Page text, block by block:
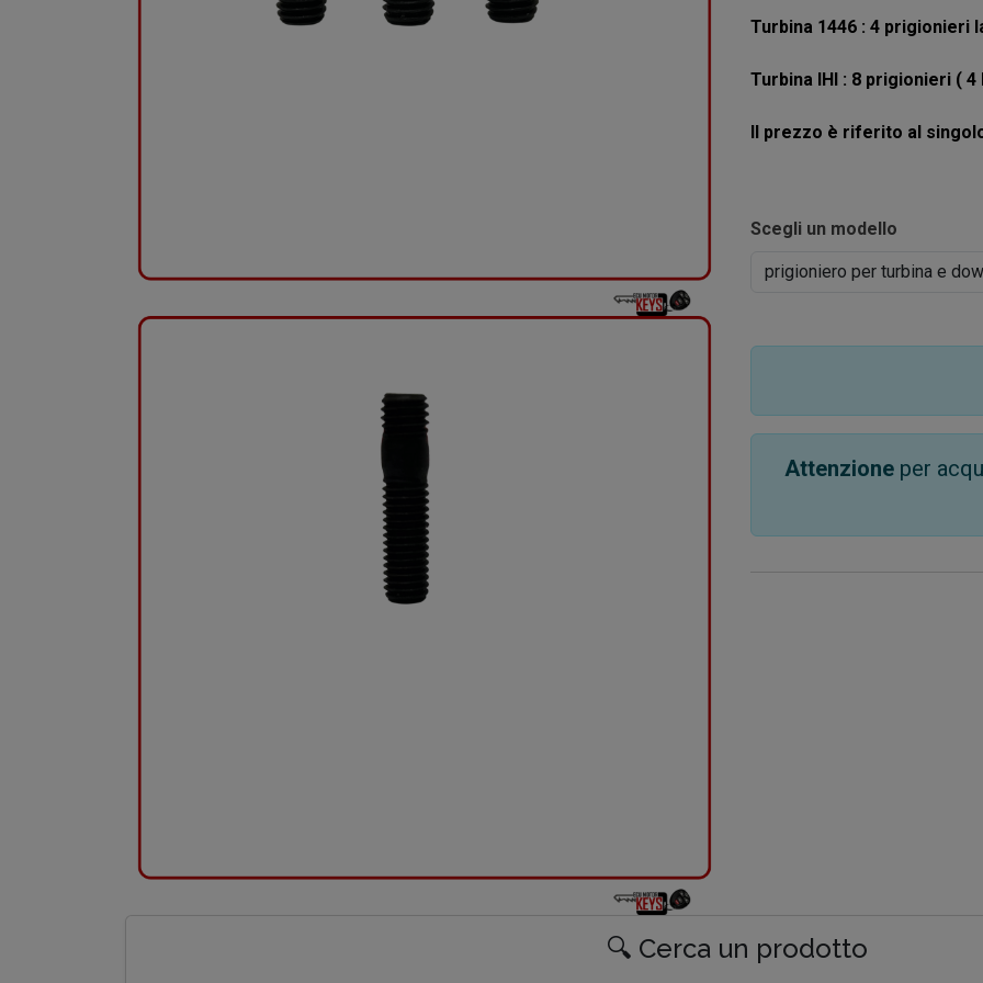
Turbina 1446 : 4 prigionieri
Turbina IHI : 8 prigionieri (
Il prezzo è riferito al
Scegli un modello
Attenzione per
🔍 Cerca un prodotto